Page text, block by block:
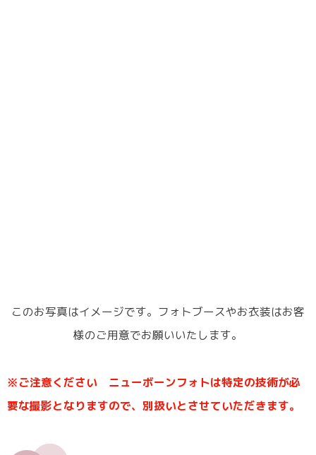
このお写真はイメージです。フォトブースやお衣装はお客
様のご用意でお願いいたします。
※ご注意ください ニューボーンフォトは特定の技術が必
要な撮影となりますので、別扱いとさせていただきます。